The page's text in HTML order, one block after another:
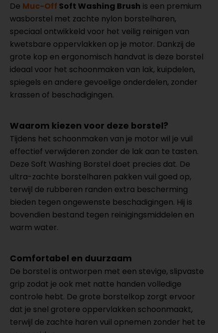
De Muc-Off Soft Washing Brush is een premium
wasborstel met zachte nylon borstelharen,
speciaal ontwikkeld voor het veilig reinigen van
kwetsbare oppervlakken op je motor. Dankzij de
grote kop en ergonomisch handvat is deze borstel
ideaal voor het schoonmaken van lak, kuipdelen,
spiegels en andere gevoelige onderdelen, zonder
krassen of beschadigingen.
Waarom kiezen voor deze borstel?
Tijdens het schoonmaken van je motor wil je vuil
effectief verwijderen zonder de lak aan te tasten.
Deze Soft Washing Borstel doet precies dat. De
ultra-zachte borstelharen pakken vuil goed op,
terwijl de rubberen randen extra bescherming
bieden tegen ongewenste beschadigingen. Hij is
bovendien bestand tegen reinigingsmiddelen en
warm water.
Comfortabel en duurzaam
De borstel is ontworpen met een stevige, slipvaste
grip zodat je ook met natte handen volledige
controle hebt. De grote borstelkop zorgt ervoor
dat je snel grotere oppervlakken schoonmaakt,
terwijl de zachte haren vuil opnemen zonder het te